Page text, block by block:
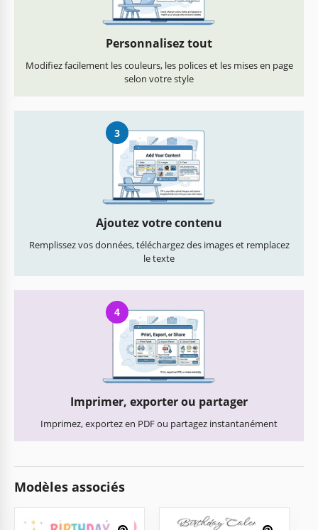
Personnalisez tout
Modifiez facilement les couleurs, les polices et les mises en page
selon votre style
3
Ajoutez votre contenu
Remplissez vos données, téléchargez des images et remplacez
le texte
4
Imprimer, exporter ou partager
Imprimez, exportez en PDF ou partagez instantanément
Modèles associés